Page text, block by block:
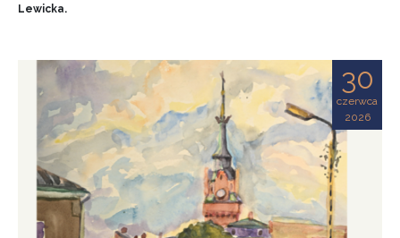
Lewicka.
30
czerwca
2026